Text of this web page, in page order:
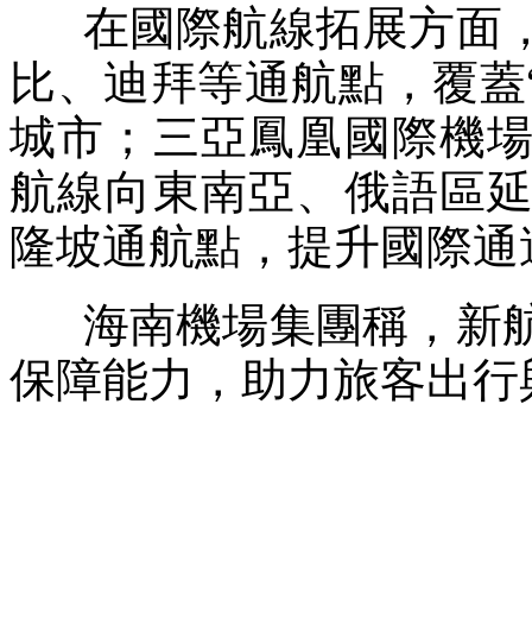
在國際航線拓展方面
比、迪拜等通航點，覆
城市；三亞鳳凰國際機
航線向東南亞、俄語區
隆坡通航點，提升國際
海南機場集團稱，新
保障能力，助力旅客出